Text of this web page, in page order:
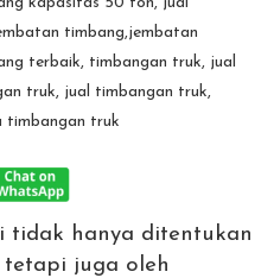
tidak hanya ditentukan
tetapi juga oleh